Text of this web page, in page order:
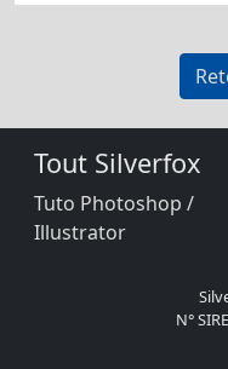
Tout Silverfox
Tuto Photoshop /
Illustrator
N°